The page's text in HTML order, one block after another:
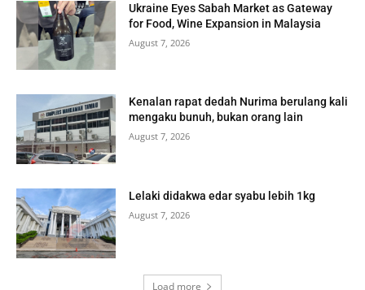
Ukraine Eyes Sabah Market as Gateway
for Food, Wine Expansion in Malaysia
August 7, 2026
Kenalan rapat dedah Nurima berulang kali
mengaku bunuh, bukan orang lain
August 7, 2026
Lelaki didakwa edar syabu lebih 1kg
August 7, 2026
Load more